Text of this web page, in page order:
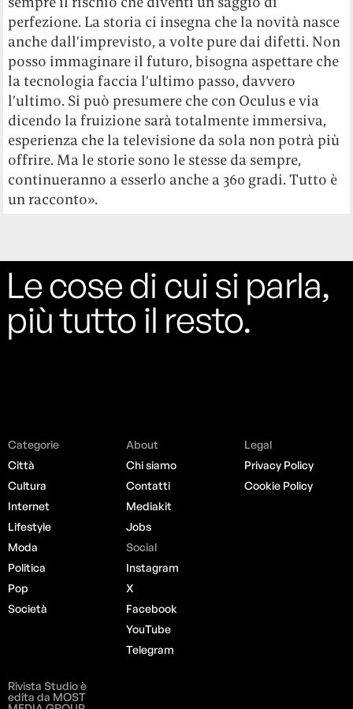
perfezione. La storia ci insegna che la novità nasce
anche dall’imprevisto, a volte pure dai difetti. Non
posso immaginare il futuro, bisogna aspettare che
la tecnologia faccia l’ultimo passo, davvero
l’ultimo. Si può presumere che con Oculus e via
dicendo la fruizione sarà totalmente immersiva,
esperienza che la televisione da sola non potrà più
offrire. Ma le storie sono le stesse da sempre,
continueranno a esserlo anche a 360 gradi. Tutto è
un racconto».
Le cose di cui si parla,
più tutto il resto.
Categorie
Città
Cultura
Internet
Lifestyle
Moda
Politica
Pop
Società
About
Chi siamo
Contatti
Mediakit
Jobs
Social
Instagram
X
Facebook
YouTube
Telegram
Legal
Privacy Policy
Cookie Policy
Rivista Studio è
edita da MOST